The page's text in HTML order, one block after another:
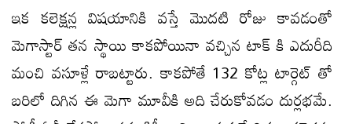
ఇక కలెక్షన్ల విషయానికి వస్తే మొదటి రోజు కావడంతో
మెగాస్టార్ తన స్థాయి కాకపోయినా వచ్చిన టాక్ కి ఎదురీది
మంచి వసూళ్లే రాబట్టారు. కాకపోతే 132 కోట్ల టార్గెట్ తో
బరిలో దిగిన ఈ మెగా మూవీకి అది చేరుకోవడం దుర్లభమే.